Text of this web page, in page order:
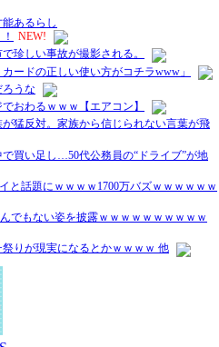
あるらし
NEW!
珍しい事故が撮影される。
ードの正しい使い方がコチラwww」
うな
おわるｗｗｗ【エアコン】
猛反対。家族から信じられない言葉が飛
買い足し…50代公務員の“ドライブ”が地
と話題にｗｗｗｗ1700万バズｗｗｗｗｗｗ
でもない姿を披露ｗｗｗｗｗｗｗｗｗｗ
祭りが現実になるとかｗｗｗｗ 他